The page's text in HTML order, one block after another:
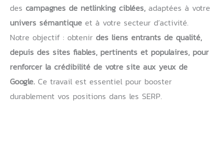
des campagnes de netlinking ciblées, adaptées à votre
univers sémantique et à votre secteur d’activité.
Notre objectif : obtenir des liens entrants de qualité,
depuis des sites fiables, pertinents et populaires, pour
renforcer la crédibilité de votre site aux yeux de
Google. Ce travail est essentiel pour booster
durablement vos positions dans les SERP.